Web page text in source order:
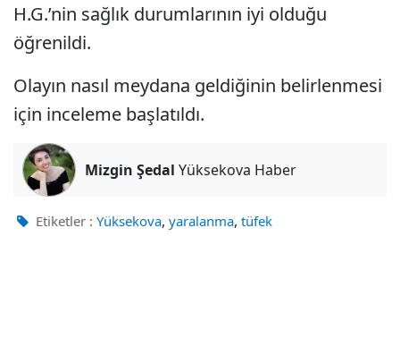
H.G.’nin sağlık durumlarının iyi olduğu
öğrenildi.
Olayın nasıl meydana geldiğinin belirlenmesi
için inceleme başlatıldı.
Mizgin Şedal Yüksekova Haber
Etiketler : Yüksekova, yaralanma, tüfek